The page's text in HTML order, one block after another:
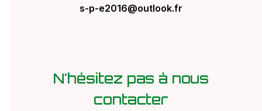
s-p-e2016@outlook.fr
N'hésitez pas à nous
contacter